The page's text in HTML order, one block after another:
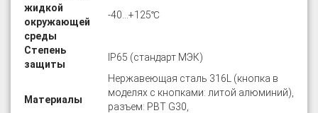
жидкой
окружающей
среды
-40…+125℃
Степень
защиты
IP65 (стандарт МЭК)
Материалы
Нержавеющая сталь 316L (кнопка в
моделях с кнопками: литой алюминий),
разъем: PBT G30,